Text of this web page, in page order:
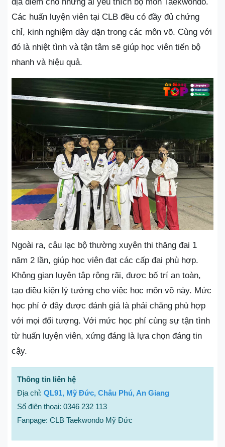
Các huấn luyện viên tại CLB đều có đầy đủ chứng
chỉ, kinh nghiệm dày dặn trong các môn võ. Cùng với
đó là nhiệt tình và tận tâm sẽ giúp học viên tiến bộ
nhanh và hiệu quả.
Ngoài ra, câu lạc bộ thường xuyên thi thăng đai 1
năm 2 lần, giúp học viên đạt các cấp đai phù hợp.
Không gian luyện tập rộng rãi, được bố trí an toàn,
tạo điều kiện lý tưởng cho việc học môn võ này. Mức
học phí ở đây được đánh giá là phải chăng phù hợp
với mọi đối tượng. Với mức học phí cùng sự tận tình
từ huấn luyện viên, xứng đáng là lựa chọn đáng tin
cậy.
Thông tin liên hệ
Địa chỉ: QL91, Mỹ Đức, Châu Phú, An Giang
Số điện thoại: 0346 232 113
Fanpage: CLB Taekwondo Mỹ Đức